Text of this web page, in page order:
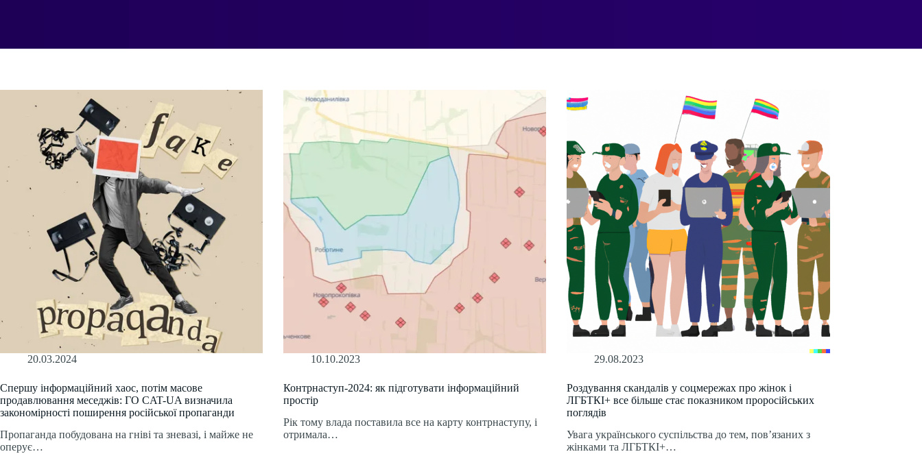
20.03.2024
Спершу інформаційний хаос, потім масове
продавлювання меседжів: ГО CAT-UA визначила
закономірності поширення російської пропаганди
Пропаганда побудована на гніві та зневазі, і майже не
оперує…
10.10.2023
Контрнаступ-2024: як підготувати інформаційний
простір
Рік тому влада поставила все на карту контрнаступу, і
отримала…
29.08.2023
Роздування скандалів у соцмережах про жінок і
ЛГБТКІ+ все більше стає показником проросійських
поглядів
Увага українського суспільства до тем, пов’язаних з
жінками та ЛГБТКІ+…